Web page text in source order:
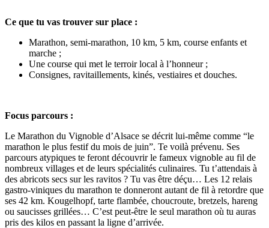
Ce que tu vas trouver sur place :
Marathon, semi-marathon, 10 km, 5 km, course enfants et
marche ;
Une course qui met le terroir local à l’honneur ;
Consignes, ravitaillements, kinés, vestiaires et douches.
Focus parcours :
Le Marathon du Vignoble d’Alsace se décrit lui-même comme “le
marathon le plus festif du mois de juin”. Te voilà prévenu. Ses
parcours atypiques te feront découvrir le fameux vignoble au fil de
nombreux villages et de leurs spécialités culinaires. Tu t’attendais à
des abricots secs sur les ravitos ? Tu vas être déçu… Les 12 relais
gastro-viniques du marathon te donneront autant de fil à retordre que
ses 42 km. Kougelhopf, tarte flambée, choucroute, bretzels, hareng
ou saucisses grillées… C’est peut-être le seul marathon où tu auras
pris des kilos en passant la ligne d’arrivée.